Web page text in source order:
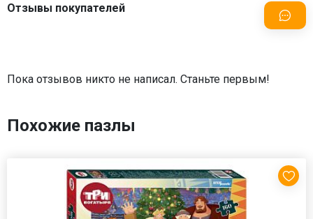
Отзывы покупателей
Пока отзывов никто не написал. Станьте первым!
Похожие пазлы